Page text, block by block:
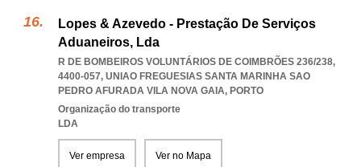
Lopes & Azevedo - Prestação De Serviços
Aduaneiros, Lda
R DE BOMBEIROS VOLUNTÁRIOS DE COIMBRÕES 236/238,
4400-057, UNIAO FREGUESIAS SANTA MARINHA SAO
PEDRO AFURADA VILA NOVA GAIA, PORTO
Organização do transporte
LDA
Ver empresa Ver no Mapa